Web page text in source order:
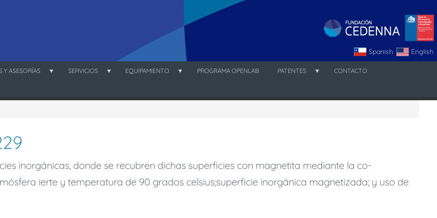
Spanish
English
Y ASESORÍAS SERVICIOS EQUIPAMIENTO PROGRAMA OPENLAB PATENTES CONTACTO
inorgánicas, donde se recubren dichas superficies con magnetita mediante la co-
ierte y temperatura de 90 grados celsius;superficie inorgánica magnetizada; y uso de